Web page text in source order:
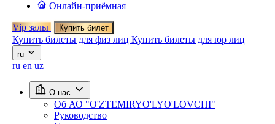
Онлайн-приёмная
Vip залы Купить билет
Купить билеты для физ лиц Купить билеты для юр лиц
ru
ru en uz
О нас
Об АО "O'ZTEMIRYO'LYO'LOVCHI"
Руководство